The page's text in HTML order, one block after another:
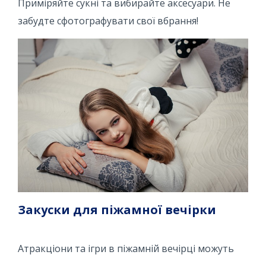
Приміряйте сукні та вибирайте аксесуари. Не
забудте сфотографувати свої вбрання!
Закуски для піжамної вечірки
Атракціони та ігри в піжамній вечірці можуть